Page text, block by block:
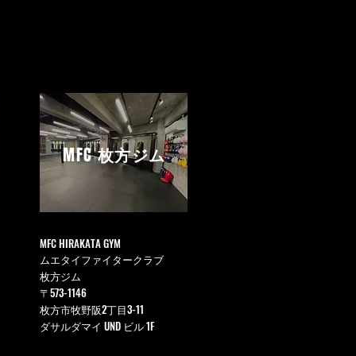
MFC枚方ジム
MFC HIRAKATA GYM
ムエタイファイタークラブ
枚方ジム
〒573-1146
枚方市牧野阪2丁目3-11
ダサルダマイ UND ビル 1F